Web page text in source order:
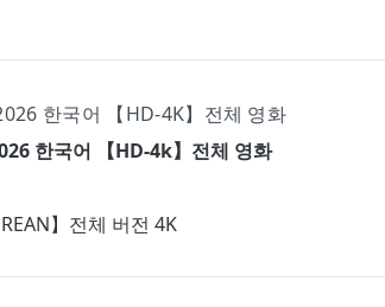
한국어 【HD-4K】전체 영화
한국어 【HD-4k】전체 영화
】전체 버전 4K